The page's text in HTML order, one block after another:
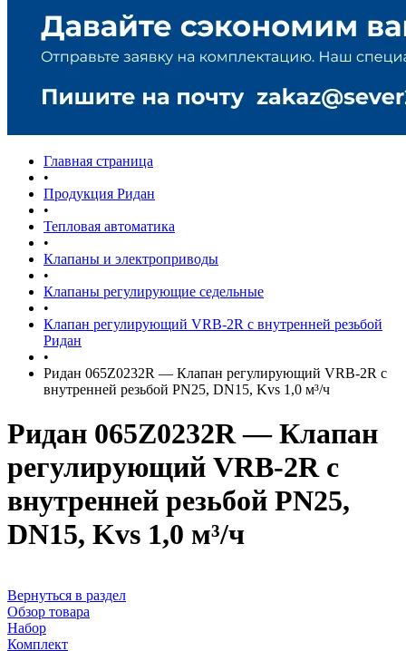
Главная страница
•
Продукция Ридан
•
Тепловая автоматика
•
Клапаны и электроприводы
•
Клапаны регулирующие седельные
•
Клапан регулирующий VRB-2R с внутренней резьбой
Ридан
•
Ридан 065Z0232R — Клапан регулирующий VRB-2R с
внутренней резьбой PN25, DN15, Kvs 1,0 м³/ч
Ридан 065Z0232R — Клапан
регулирующий VRB-2R с
внутренней резьбой PN25,
DN15, Kvs 1,0 м³/ч
Вернуться в раздел
Обзор товара
Набор
Комплект